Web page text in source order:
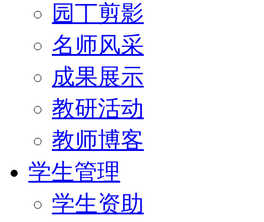
园丁剪影
名师风采
成果展示
教研活动
教师博客
学生管理
学生资助